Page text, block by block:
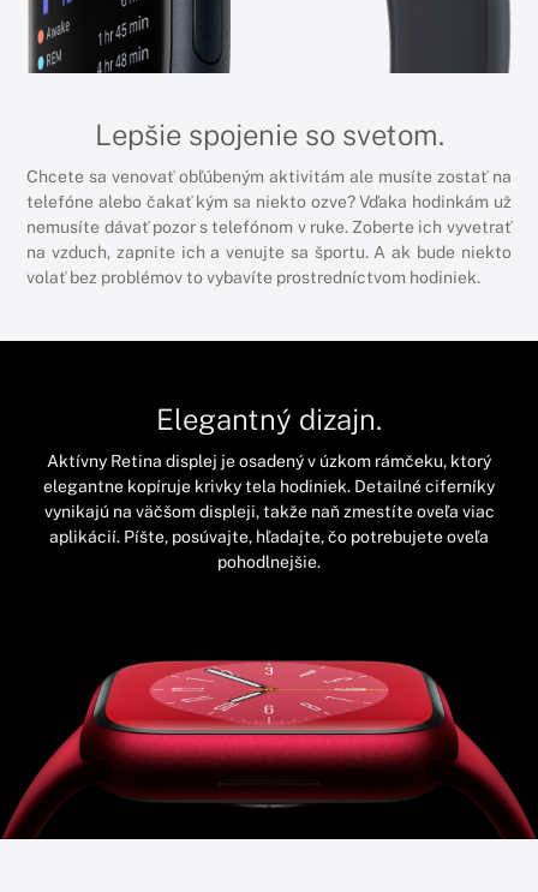
Lepšie spojenie so svetom.
Chcete sa venovať obľúbeným aktivitám ale musíte zostať na
telefóne alebo čakať kým sa niekto ozve? Vďaka hodinkám už
nemusíte dávať pozor s telefónom v ruke. Zoberte ich vyvetrať
na vzduch, zapnite ich a venujte sa športu. A ak bude niekto
volať bez problémov to vybavíte prostredníctvom hodiniek.
Elegantný dizajn.
Aktívny Retina displej je osadený v úzkom rámčeku, ktorý
elegantne kopíruje krivky tela hodiniek. Detailné ciferníky
vynikajú na väčšom displeji, takže naň zmestíte oveľa viac
aplikácií. Píšte, posúvajte, hľadajte, čo potrebujete oveľa
pohodlnejšie.